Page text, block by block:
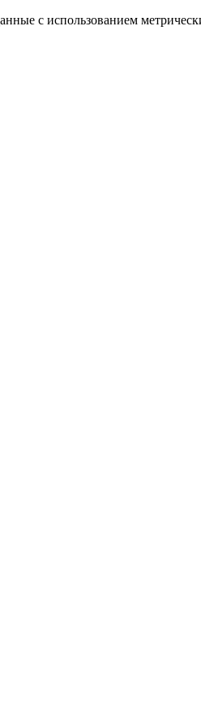
с использованием